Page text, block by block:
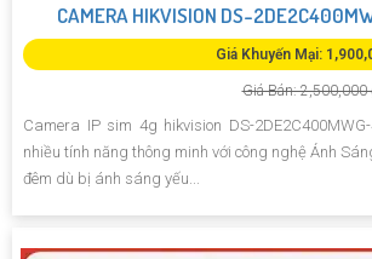
CAMERA HIKVISION DS-
Giá Khuyến Mại:
Giá Bán: 2,500,000
Camera IP sim 4g hikvision DS-
nhiều tính năng thông minh với công nghệ Ánh
đêm dù bị ánh sáng yếu...